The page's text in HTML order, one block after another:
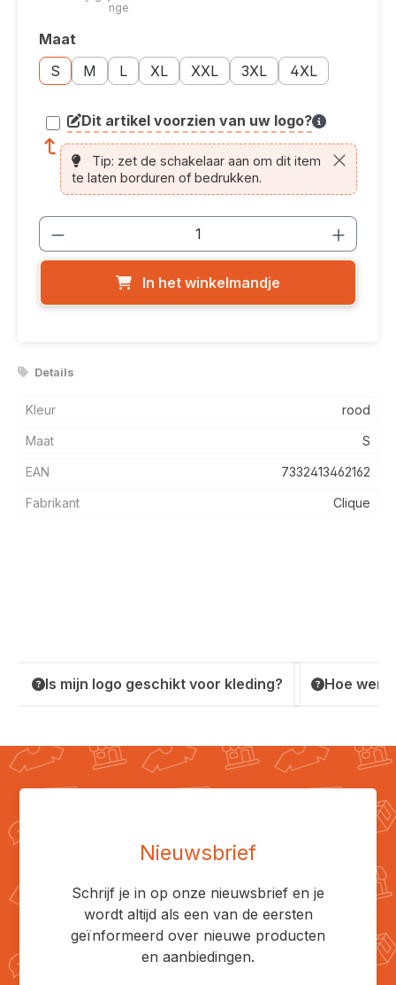
nge
Selecteer
Maat
S
Maatoptie: S
M
Maatoptie: M
L
Maatoptie: L
XL
Maatoptie: XL
XXL
Maatoptie: XXL
3XL
Maatoptie: 3XL
4XL
Maatoptie: 4XL
Dit artikel voorzien van uw logo?
article.printing.helptext
Tip: zet de schakelaar aan om dit item
te laten borduren of bedrukken.
Producthoeveelheid: Voer de
In het winkelmandje
Details
Kleur rood
Maat S
EAN 7332413462162
Fabrikant Clique
Is mijn logo geschikt voor kleding? Hoe
Nieuwsbrief
Schrijf je in op onze nieuwsbrief en je
wordt altijd als een van de eersten
geïnformeerd over nieuwe producten
en aanbiedingen.